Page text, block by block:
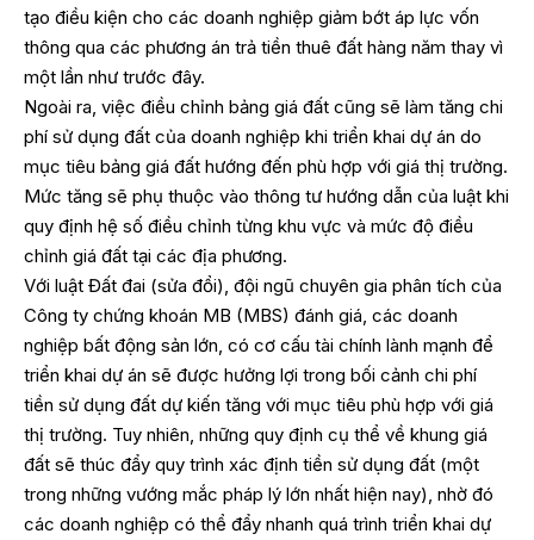
tạo điều kiện cho các doanh nghiệp giảm bớt áp lực vốn
thông qua các phương án trả tiền thuê đất hàng năm thay vì
một lần như trước đây.
Ngoài ra, việc điều chỉnh bảng giá đất cũng sẽ làm tăng chi
phí sử dụng đất của doanh nghiệp khi triển khai dự án do
mục tiêu bảng giá đất hướng đến phù hợp với giá thị trường.
Mức tăng sẽ phụ thuộc vào thông tư hướng dẫn của luật khi
quy định hệ số điều chỉnh từng khu vực và mức độ điều
chỉnh giá đất tại các địa phương.
Với luật Đất đai (sửa đổi), đội ngũ chuyên gia phân tích của
Công ty chứng khoán MB (MBS) đánh giá, các doanh
nghiệp bất động sản lớn, có cơ cấu tài chính lành mạnh để
triển khai dự án sẽ được hưởng lợi trong bối cảnh chi phí
tiền sử dụng đất dự kiến tăng với mục tiêu phù hợp với giá
thị trường. Tuy nhiên, những quy định cụ thể về khung giá
đất sẽ thúc đẩy quy trình xác định tiền sử dụng đất (một
trong những vướng mắc pháp lý lớn nhất hiện nay), nhờ đó
các doanh nghiệp có thể đẩy nhanh quá trình triển khai dự